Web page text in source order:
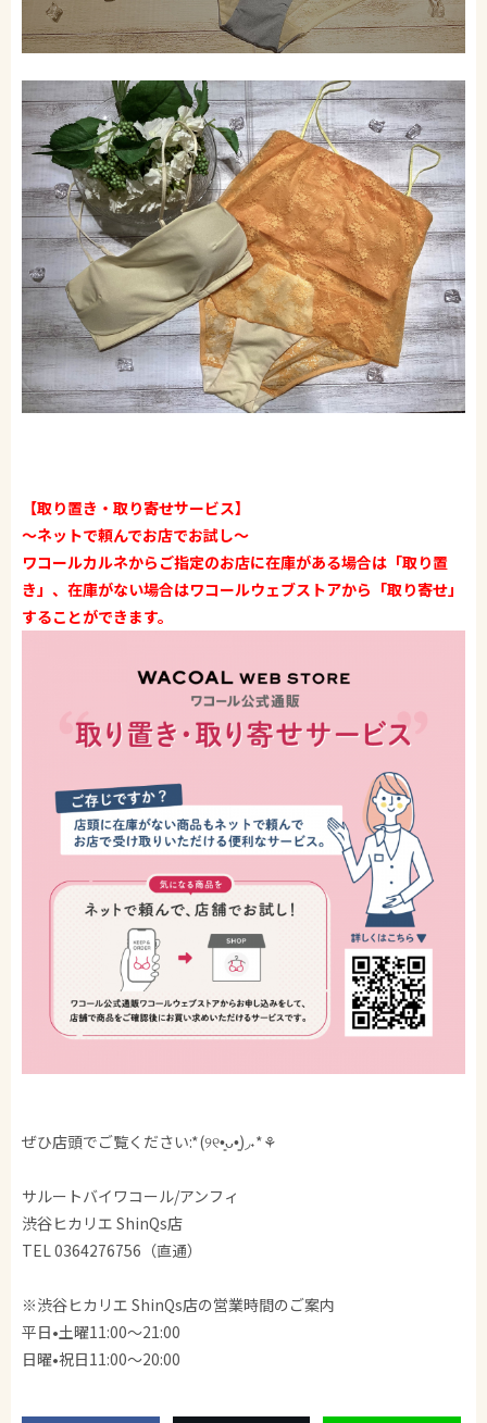
【取り置き・取り寄せサービス】
〜ネットで頼んでお店でお試し〜
ワコールカルネからご指定のお店に在庫がある場合は「取り置
き」、在庫がない場合はワコールウェブストアから「取り寄せ」
することができます。
ぜひ店頭でご覧ください:*(୨୧•͈ᴗ•͈)◞˖*⚘
サルートバイワコール/アンフィ
渋谷ヒカリエ ShinQs店
TEL 0364276756（直通）
※渋谷ヒカリエ ShinQs店の営業時間のご案内
平日•土曜11:00〜21:00
日曜•祝日11:00〜20:00